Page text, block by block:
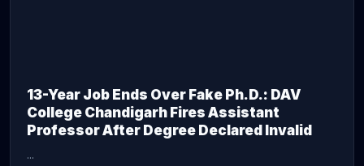
13-Year Job Ends Over Fake Ph.D.: DAV
College Chandigarh Fires Assistant
Professor After Degree Declared Invalid
...